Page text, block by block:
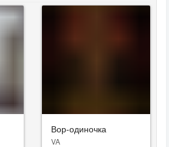
Вор-одиночка
VA